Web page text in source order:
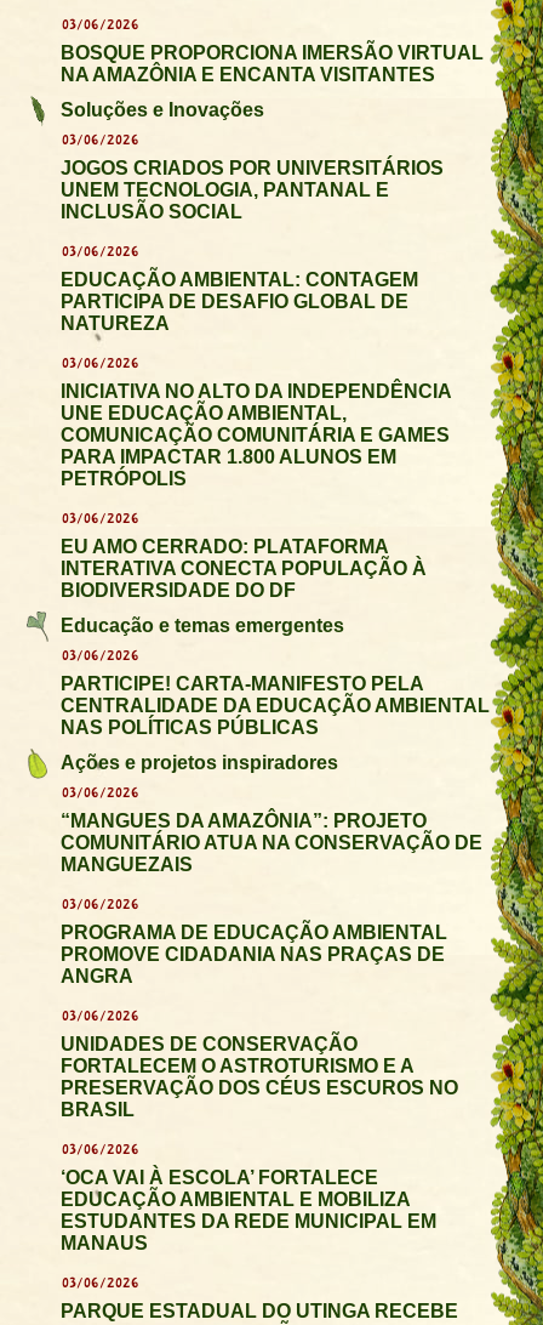
03/06/2026
BOSQUE PROPORCIONA IMERSÃO VIRTUAL
NA AMAZÔNIA E ENCANTA VISITANTES
Soluções e Inovações
03/06/2026
JOGOS CRIADOS POR UNIVERSITÁRIOS
UNEM TECNOLOGIA, PANTANAL E
INCLUSÃO SOCIAL
03/06/2026
EDUCAÇÃO AMBIENTAL: CONTAGEM
PARTICIPA DE DESAFIO GLOBAL DE
NATUREZA
03/06/2026
INICIATIVA NO ALTO DA INDEPENDÊNCIA
UNE EDUCAÇÃO AMBIENTAL,
COMUNICAÇÃO COMUNITÁRIA E GAMES
PARA IMPACTAR 1.800 ALUNOS EM
PETRÓPOLIS
03/06/2026
EU AMO CERRADO: PLATAFORMA
INTERATIVA CONECTA POPULAÇÃO À
BIODIVERSIDADE DO DF
Educação e temas emergentes
03/06/2026
PARTICIPE! CARTA-MANIFESTO PELA
CENTRALIDADE DA EDUCAÇÃO AMBIENTAL
NAS POLÍTICAS PÚBLICAS
Ações e projetos inspiradores
03/06/2026
“MANGUES DA AMAZÔNIA”: PROJETO
COMUNITÁRIO ATUA NA CONSERVAÇÃO DE
MANGUEZAIS
03/06/2026
PROGRAMA DE EDUCAÇÃO AMBIENTAL
PROMOVE CIDADANIA NAS PRAÇAS DE
ANGRA
03/06/2026
UNIDADES DE CONSERVAÇÃO
FORTALECEM O ASTROTURISMO E A
PRESERVAÇÃO DOS CÉUS ESCUROS NO
BRASIL
03/06/2026
‘OCA VAI À ESCOLA’ FORTALECE
EDUCAÇÃO AMBIENTAL E MOBILIZA
ESTUDANTES DA REDE MUNICIPAL EM
MANAUS
03/06/2026
PARQUE ESTADUAL DO UTINGA RECEBE